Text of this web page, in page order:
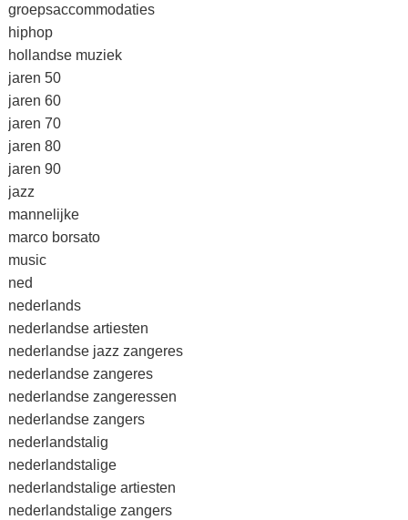
groepsaccommodaties
hiphop
hollandse muziek
jaren 50
jaren 60
jaren 70
jaren 80
jaren 90
jazz
mannelijke
marco borsato
music
ned
nederlands
nederlandse artiesten
nederlandse jazz zangeres
nederlandse zangeres
nederlandse zangeressen
nederlandse zangers
nederlandstalig
nederlandstalige
nederlandstalige artiesten
nederlandstalige zangers